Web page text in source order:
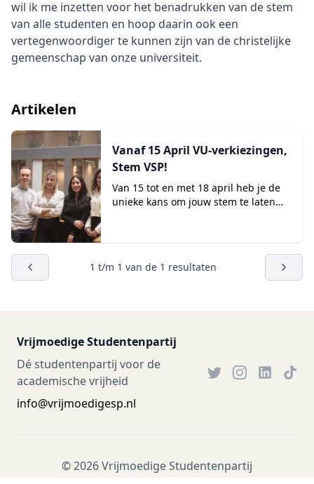
wil ik me inzetten voor het benadrukken van de stem
van alle studenten en hoop daarin ook een
vertegenwoordiger te kunnen zijn van de christelijke
gemeenschap van onze universiteit.
Artikelen
Vanaf 15 April VU-verkiezingen,
Stem VSP!
Van 15 tot en met 18 april heb je de
unieke kans om jouw stem te laten
1 t/m 1 van de 1 resultaten
Vrijmoedige Studentenpartij
Dé studentenpartij voor de
academische vrijheid
info@vrijmoedigesp.nl
© 2026 Vrijmoedige Studentenpartij